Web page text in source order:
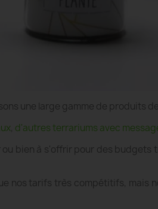
une large gamme de produits
, d'autres terrariums avec
bien à s'offrir pour des budgets
nos tarifs très compétitifs, mais